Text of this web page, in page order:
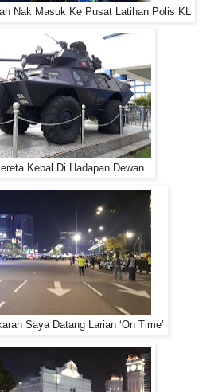
Nak Masuk Ke Pusat Latihan Polis KL
Kebal Di Hadapan Dewan
Saya Datang Larian ‘On Time’